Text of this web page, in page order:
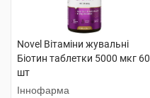
Novel Вітаміни жувальні
Біотин таблетки 5000 мкг 60
шт
Іннофарма